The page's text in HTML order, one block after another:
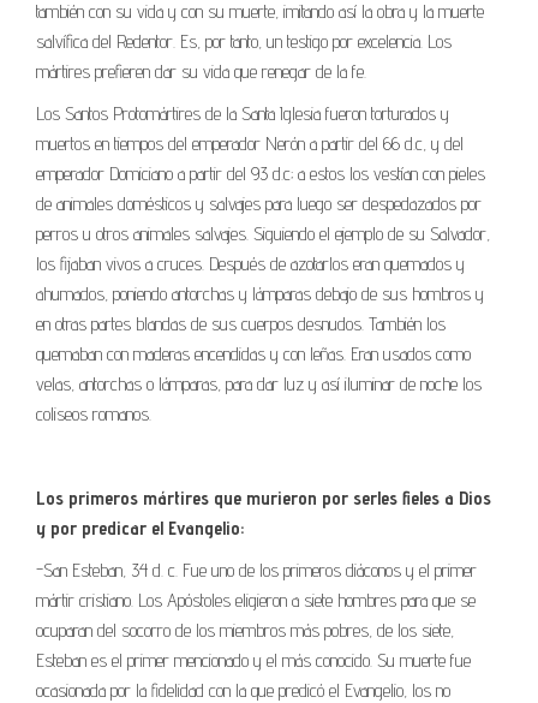
también con su vida y con su muerte, imitando así la obra y la muerte
salvífica del Redentor. Es, por tanto, un testigo por excelencia. Los
mártires prefieren dar su vida que renegar de la fe.
Los Santos Protomártires de la Santa Iglesia fueron torturados y
muertos en tiempos del emperador Nerón a partir del 66 d.c, y del
emperador Domiciano a partir del 93 d.c; a estos los vestían con pieles
de animales domésticos y salvajes para luego ser despedazados por
perros u otros animales salvajes. Siguiendo el ejemplo de su Salvador,
los fijaban vivos a cruces. Después de azotarlos eran quemados y
ahumados, poniendo antorchas y lámparas debajo de sus hombros y
en otras partes blandas de sus cuerpos desnudos. También los
quemaban con maderas encendidas y con leñas. Eran usados como
velas, antorchas o lámparas, para dar luz y así iluminar de noche los
coliseos romanos.
Los primeros mártires que murieron por serles fieles a Dios
y por predicar el Evangelio:
-San Esteban, 34 d. c. Fue uno de los primeros diáconos y el primer
mártir cristiano. Los Apóstoles eligieron a siete hombres para que se
ocuparan del socorro de los miembros más pobres, de los siete,
Esteban es el primer mencionado y el más conocido. Su muerte fue
ocasionada por la fidelidad con la que predicó el Evangelio, los no